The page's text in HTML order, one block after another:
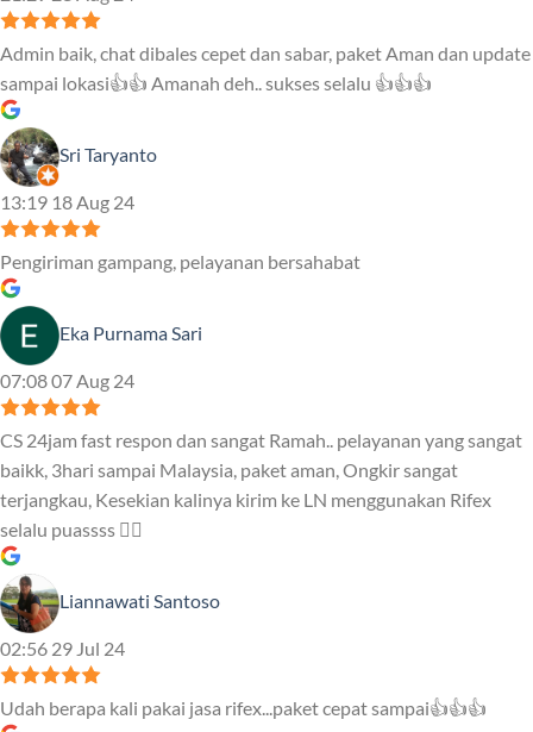
Admin baik, chat dibales cepet dan sabar, paket Aman dan update
sampai lokasi👍👍 Amanah deh.. sukses selalu 👍👍👍
Sri Taryanto
13:19 18 Aug 24
Pengiriman gampang, pelayanan bersahabat
Eka Purnama Sari
07:08 07 Aug 24
CS 24jam fast respon dan sangat Ramah.. pelayanan yang sangat
baikk, 3hari sampai Malaysia, paket aman, Ongkir sangat
terjangkau, Kesekian kalinya kirim ke LN menggunakan Rifex
selalu puassss ❤️‍🔥
Liannawati Santoso
02:56 29 Jul 24
Udah berapa kali pakai jasa rifex...paket cepat sampai👍👍👍